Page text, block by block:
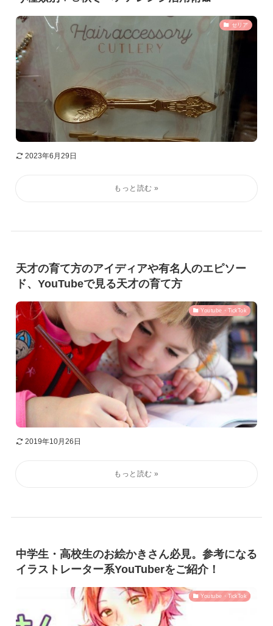
セリア
2023年6月29日
天才の育て方のアイディアや有名人のエピソー
ド、YouTubeで見る天才の育て方
Youtube・TickTok
2019年10月26日
中学生・高校生のお絵かきさん必見。参考になる
イラストレーター系YouTuberをご紹介！
Youtube・TickTok